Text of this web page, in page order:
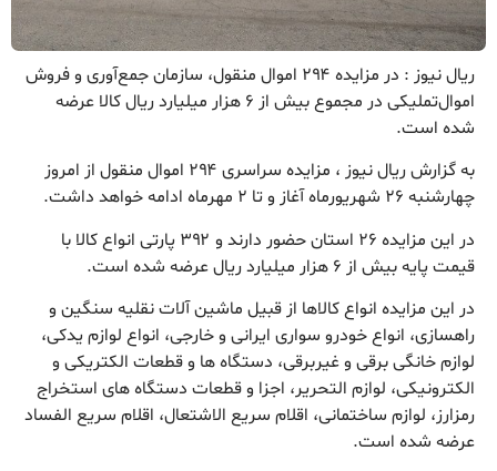
ریال نیوز : در مزایده ۲۹۴ اموال منقول، سازمان جمع‌آوری و فروش
اموال‌تملیکی در مجموع بیش از ۶ هزار میلیارد ریال کالا عرضه
شده است.
به گزارش ریال نیوز ، مزایده سراسری ۲۹۴ اموال منقول از امروز
چهارشنبه ۲۶ شهریورماه آغاز و تا ۲ مهرماه ادامه خواهد داشت.
در این مزایده ۲۶ استان حضور دارند و ۳۹۲ پارتی انواع کالا با
قیمت پایه بیش از ۶ هزار میلیارد ریال عرضه شده است.
در این مزایده انواع کالاها از قبیل ماشین آلات نقلیه سنگین و
راهسازی، انواع خودرو سواری ایرانی و خارجی، انواع لوازم یدکی،
لوازم خانگی برقی و غیربرقی، دستگاه ها و قطعات الکتریکی و
الکترونیکی، لوازم التحریر، اجزا و قطعات دستگاه های استخراج
رمزارز، لوازم ساختمانی، اقلام سریع الاشتعال، اقلام سریع الفساد
عرضه شده است.